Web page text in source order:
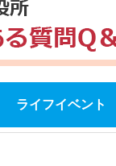
ライフイベント